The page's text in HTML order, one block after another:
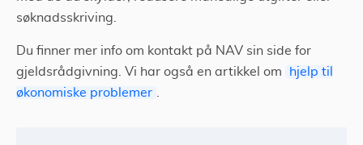
søknadsskriving.
Du finner mer info om kontakt på NAV sin side for
gjeldsrådgivning. Vi har også en artikkel om
hjelp til
økonomiske problemer